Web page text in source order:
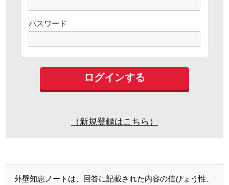
パスワード
（新規登録はこちら）
外壁知恵ノートは、回答に記載された内容の信ぴょう性、